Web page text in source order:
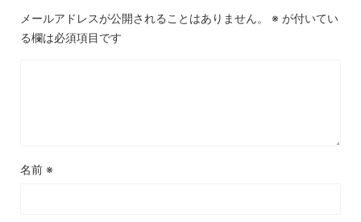
メールアドレスが公開されることはありません。 ※ が付いてい
る欄は必須項目です
名前 ※